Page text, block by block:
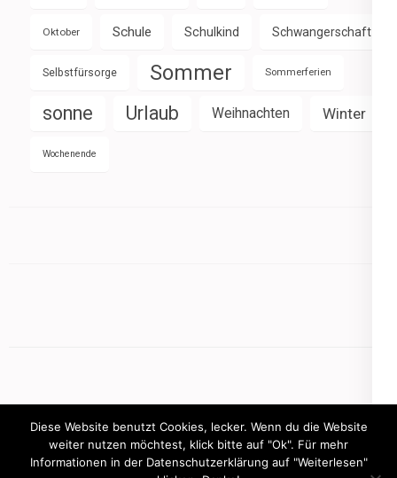
Oktober Schule Schulkind Schwangerschaft
Selbstfürsorge Sommer Sommerferien
sonne Urlaub Weihnachten Winter
Wochenende
Diese Website benutzt Cookies, lecker. Wenn du die Website
weiter nutzen möchtest, klick bitte auf "Ok". Für mehr
Informationen in der Datenschutzerklärung auf "Weiterlesen"